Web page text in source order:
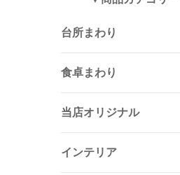
台所まわり
食卓まわり
当店オリジナル
インテリア